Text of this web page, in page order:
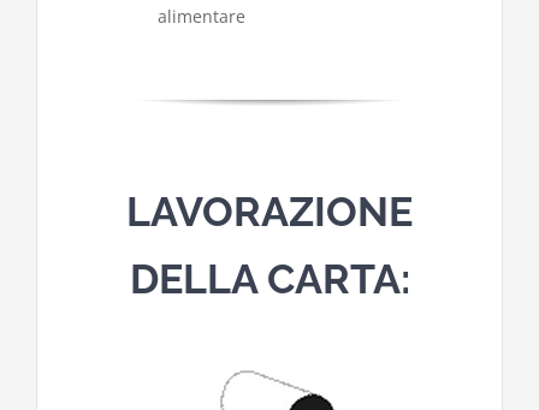
alimentare
LAVORAZIONE
DELLA CARTA: